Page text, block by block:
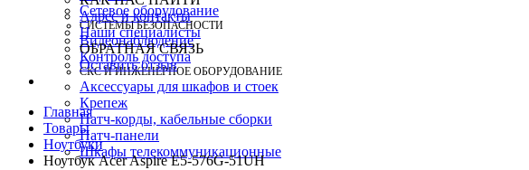
Сетевое оборудование
СИСТЕМЫ БЕЗОПАСНОСТИ
Видеонаблюдение
Контроль доступа
СКС И ИНЖЕНЕРНОЕ ОБОРУДОВАНИЕ
Аксессуары для шкафов и стоек
Крепеж
Патч-корды, кабельные сборки
Патч-панели
Шкафы телекоммуникационные
Адрес и контакты
Наши специалисты
ОБРАТНАЯ СВЯЗЬ
Оставить отзыв
Главная
Товары
Ноутбуки
Ноутбук Acer Aspire E5-576G-51UH